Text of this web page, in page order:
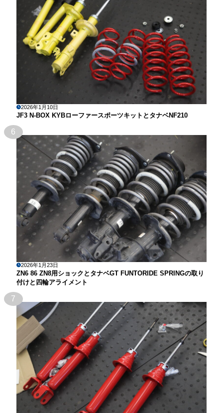
2026年1月10日
JF3 N-BOX KYBローファースポーツキットとタナベNF210
6
2026年1月23日
ZN6 86 ZN8用ショックとタナベGT FUNTORIDE SPRINGの取り
付けと四輪アライメント
7